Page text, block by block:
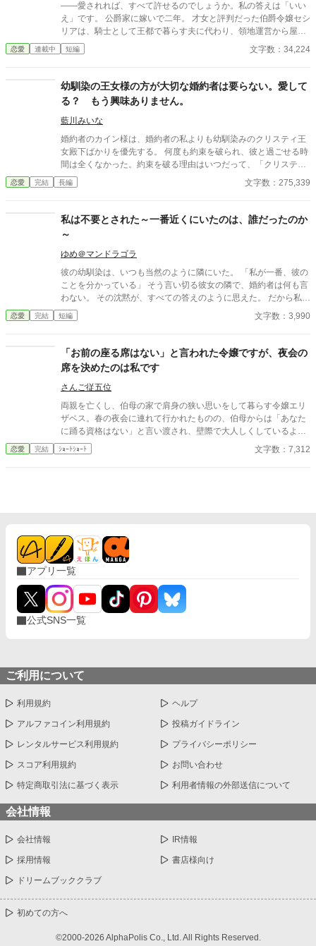
――愛されれば、すべて許せるのでしょうか。私の答えは「いい
え」です。 公爵家に嫁いで二年。 才女と評判だった伯爵令嬢セシ
リアは、騎士として王都で暮らす夫に代わり、領地運営から屋敷
の切り盛りまで一手に引き受けていた。 けれど義父が亡くなると
状況は一変する。 義母には使用人同然に扱われ、わがままな義妹
苦手だから」と責任から目を背け、誰一人として彼女を助けよう
とはしなかった。 そんなある日、義妹に噴水へ突き落とされ、高
熱に倒れたセシリアは前世の記憶を思い出す。 前世の彼女は、社
員を守るためなら冷徹な決断も辞さない敏腕経営者だった。
「……今まで随分と我慢しました。でも、もう十分ですわ」 数字
と交渉術、そして前世で培った経営手腕を武器に、公爵家の膿を
一つずつ切り捨てていくセシリア。 やがて王都から戻った夫は、
初めて妻が背負ってきた現実を知り、深く後悔する。償うために
公爵家を支え、彼女だけを一途に愛し始める夫。 けれど、それで
時、20時更新します。 AIも使っています。
恋愛 連載中 短編 文字数：34,224
幼馴染の王女様の方が大切な婚約者は要らない。愛して
る？ もう興味ありません。
藍川みいな
婚約者のカイン様は、婚約者の私よりも幼馴染みのクリスティ王
女殿下ばかりを優先する。 何度も約束を破られ、彼と過ごせる時
間は全くなかった。約束を破る理由はいつだって、「クリスティ
が……」だ。 同じ学園に通っているのに、私はまるで他人のよ
う。毎日毎日、二人の仲のいい姿を見せられ、苦しんでいること
る。 でもなぜか、別れを告げたのに彼が付きまとってくる。 愛し
てる？ 私はもう、あなたに興味はありません！ 一度完結したので
す。 いつもありがとうございます。 設定ゆるゆるの、架空の世界
のお話です。 沢山の感想ありがとうございます。返信出来ず、申
し訳ありません。
恋愛 完結 長編 文字数：275,339
私は不要とされた～一番近くにいたのは、誰だったのか
～
ゆめ＠マンドラゴラ
彼の幼馴染は、いつも当然のように隣にいた。 「私が一番、彼の
ことを分かっている」 そう言い切る彼女の隣で、婚約者は何も言
わない。 その沈黙が、すべての答えのように思えた。 だから私
は、身を引いた。 ――はずだった。 一番近くにいたのは、本当に
彼女だったのか。 「不要とされた」シリーズ第三弾。
恋愛 完結 短編 文字数：3,990
「お前の座る席はない」と言われた令嬢ですが、夜会の
席を決めたのは私です
さんご従五位
両親を亡くし、伯母の家で肩身の狭い思いをして暮らす令嬢エリ
ザベス。春の夜会に連れて行かれたものの、伯母からは「あなた
に踊る資格はない」と言い渡され、壁際で大人しくしているよう
命じられてしまう。 けれどその夜会の来客名簿も席順も贈答品の
順番も、実はすべてエリザベスが裏で整えたものだった。伯母が
恋愛 完結 ｼｮｰﾄｼｮｰﾄ 文字数：7,312
アプリ一覧
公式SNS一覧
ご利用について
利用規約 ヘルプ
アルファコイン利用規約 投稿ガイドライン
レンタルサービス利用規約 プライバシーポリシー
スコア利用規約 お問い合わせ
特定商取引法に基づく表示 利用者情報の外部送信について
会社情報
会社情報 IR情報
採用情報 書店様向け
ドリームブッククラブ
初めての方へ
©2000-2026 AlphaPolis Co., Ltd. All Rights Reserved.